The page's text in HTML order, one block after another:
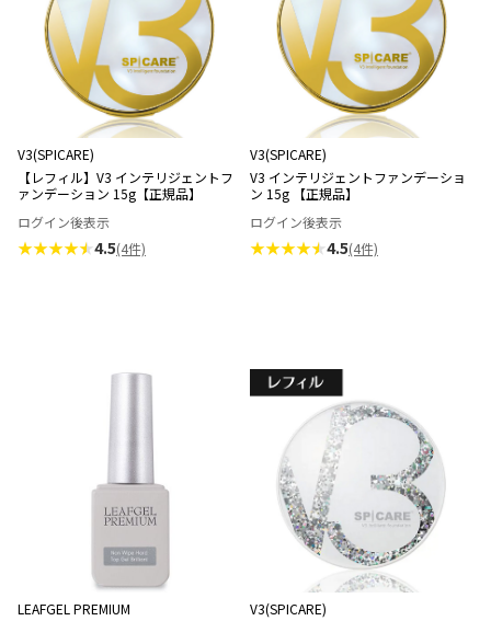
V3(SPICARE)
【レフィル】V3 インテリジェントフ
ァンデーション 15g【正規品】
ログイン後表示
★★★★ 4.5(4件)
V3(SPICARE)
V3 インテリジェントファンデーショ
ン 15g 【正規品】
ログイン後表示
★★★★ 4.5(4件)
LEAFGEL PREMIUM
V3(SPICARE)